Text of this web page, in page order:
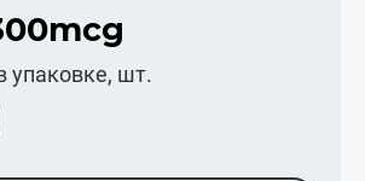
упаковке, шт.